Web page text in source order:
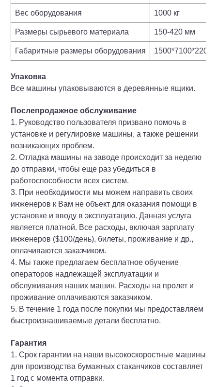
Вес оборудования 1000 кг
Размеры сырьевого материала 150-420 мм
Габаритные размеры оборудования 1500*7100*2200
Упаковка
Все машины упаковываются в деревянные ящики.
Послепродажное обслуживание
1. Руководство пользователя призвано помочь в
установке и регулировке машины, а также решении
возникающих проблем.
2. Отладка машины на заводе происходит за неделю
до отправки, чтобы еще раз убедиться в
работоспособности всех систем.
3. При необходимости мы можем направить своих
инженеров к Вам не объект для оказания помощи в
установке и вводу в эксплуатацию. Данная услуга
является платной. Все расходы, включая зарплату
инженеров ($100/день), билеты, проживание и др.,
оплачиваются заказчиком.
4. Мы также предлагаем бесплатное обучение
операторов надлежащей эксплуатации и
обслуживания наших машин. Расходы на пролет и
проживание оплачиваются заказчиком.
5. В течение 1 года после покупки мы предоставляем
быстроизнашиваемые детали бесплатно.
Гарантия
1. Срок гарантии на наши высокоскоростные машины
для производства бумажных стаканчиков составляет
1 год с момента отправки.